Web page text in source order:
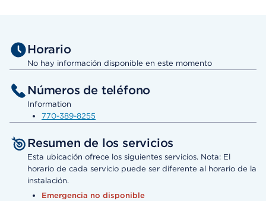
Horario
No hay información disponible en este momento
Números de teléfono
Information
770-389-8255
Resumen de los servicios
Esta ubicación ofrece los siguientes servicios. Nota: El
horario de cada servicio puede ser diferente al horario de la
instalación.
Emergencia no disponible